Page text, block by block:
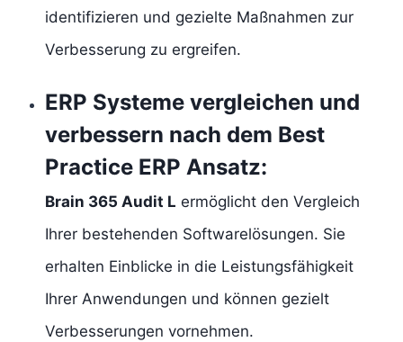
identifizieren und gezielte Maßnahmen zur
Verbesserung zu ergreifen.
ERP Systeme vergleichen und
verbessern nach dem Best
Practice ERP Ansatz:
Brain 365 Audit L ermöglicht den Vergleich
Ihrer bestehenden Softwarelösungen. Sie
erhalten Einblicke in die Leistungsfähigkeit
Ihrer Anwendungen und können gezielt
Verbesserungen vornehmen.